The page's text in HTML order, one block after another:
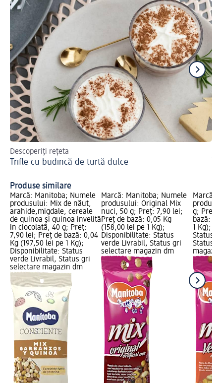
Descoperiți rețeta
Trifle cu budincă de turtă dulce
Produse similare
Marcă: Manitoba; Numele
produsului: Mix de năut,
arahide,migdale, cereale
de quinoa și quinoa invelită
in ciocolată, 40 g; Preț:
7,90 lei; Preț de bază: 0,04
Kg (197,50 lei pe 1 Kg);
Disponibilitate: Status
verde Livrabil, Status gri
selectare magazin dm
Marcă: Manitoba; Numele
produsului: Original Mix
nuci, 50 g; Preț: 7,90 lei;
Preț de bază: 0,05 Kg
(158,00 lei pe 1 Kg);
Disponibilitate: Status
verde Livrabil, Status gri
selectare magazin dm
Marcă:
g; Preț:
bază:
1 Kg);
Status
Status